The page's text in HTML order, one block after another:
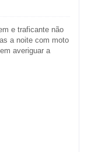
e traficante não
a noite com moto
averiguar a